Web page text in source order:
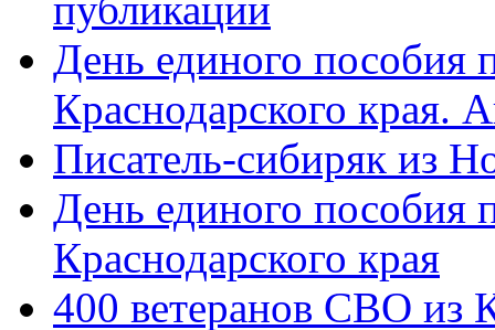
публикации
День единого пособия
Краснодарского края.
Писатель-сибиряк из
День единого пособия
Краснодарского края
400 ветеранов СВО из